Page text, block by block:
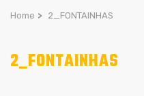
Home > 2_FONTAINHAS
2_FONTAINHAS